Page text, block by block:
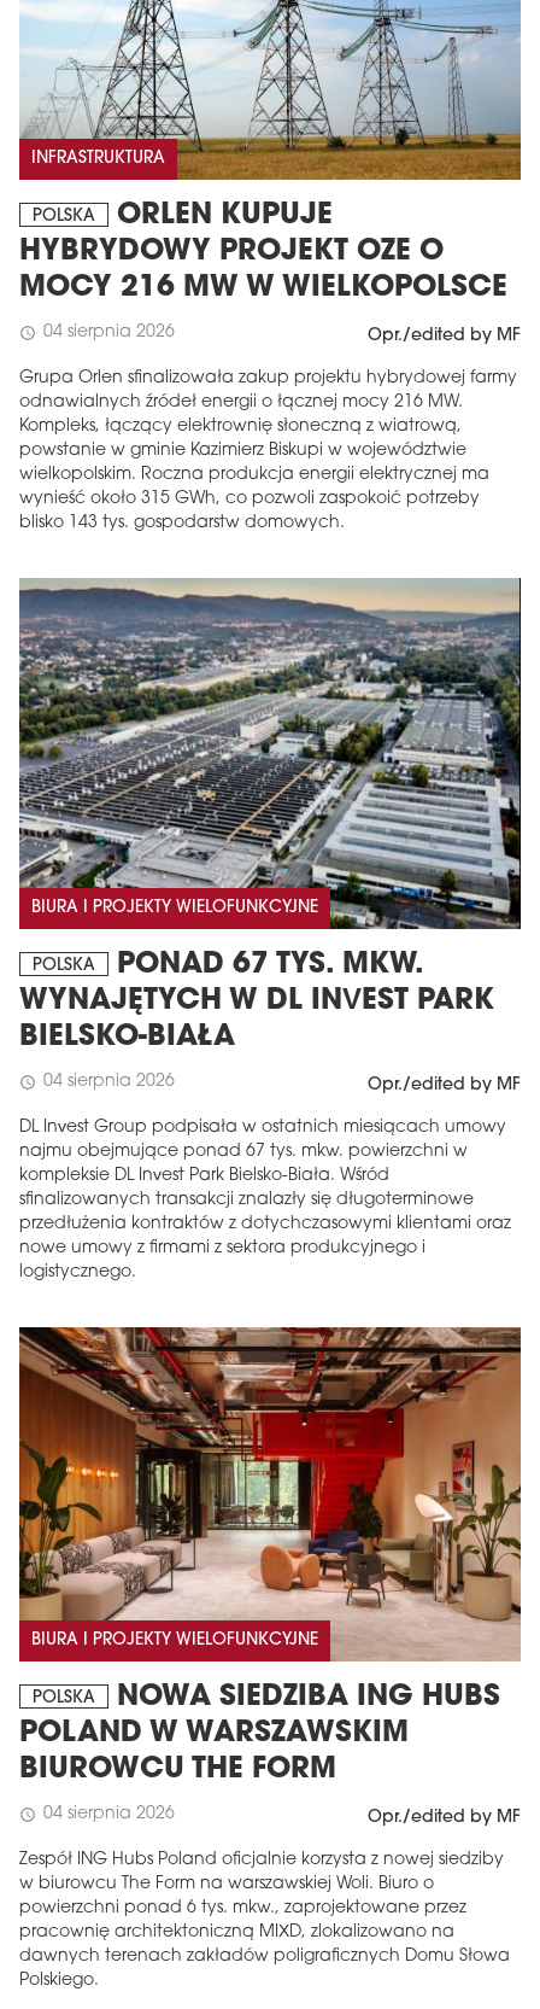
INFRASTRUKTURA
POLSKA
ORLEN KUPUJE
HYBRYDOWY PROJEKT OZE O
MOCY 216 MW W WIELKOPOLSCE
schedule 04 sierpnia 2026 Opr./edited by MF
Grupa Orlen sfinalizowała zakup projektu hybrydowej farmy
odnawialnych źródeł energii o łącznej mocy 216 MW.
Kompleks, łączący elektrownię słoneczną z wiatrową,
powstanie w gminie Kazimierz Biskupi w województwie
wielkopolskim. Roczna produkcja energii elektrycznej ma
wynieść około 315 GWh, co pozwoli zaspokoić potrzeby
blisko 143 tys. gospodarstw domowych.
BIURA I PROJEKTY WIELOFUNKCYJNE
POLSKA
PONAD 67 TYS. MKW.
WYNAJĘTYCH W DL INVEST PARK
BIELSKO-BIAŁA
schedule 04 sierpnia 2026 Opr./edited by MF
DL Invest Group podpisała w ostatnich miesiącach umowy
najmu obejmujące ponad 67 tys. mkw. powierzchni w
kompleksie DL Invest Park Bielsko-Biała. Wśród
sfinalizowanych transakcji znalazły się długoterminowe
przedłużenia kontraktów z dotychczasowymi klientami oraz
nowe umowy z firmami z sektora produkcyjnego i
logistycznego.
BIURA I PROJEKTY WIELOFUNKCYJNE
POLSKA
NOWA SIEDZIBA ING HUBS
POLAND W WARSZAWSKIM
BIUROWCU THE FORM
schedule 04 sierpnia 2026 Opr./edited by MF
Zespół ING Hubs Poland oficjalnie korzysta z nowej siedziby
w biurowcu The Form na warszawskiej Woli. Biuro o
powierzchni ponad 6 tys. mkw., zaprojektowane przez
pracownię architektoniczną MIXD, zlokalizowano na
dawnych terenach zakładów poligraficznych Domu Słowa
Polskiego.
MAGAZYN
Wydanie 6 (308)
CZERWIEC 2026
Więcej w tym wydaniu
arrow_forward
Zamów teraz!